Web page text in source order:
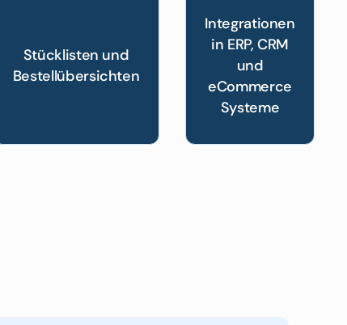
Stücklisten und
Bestellübersichten
Integrationen
in ERP, CRM
und
eCommerce
Systeme